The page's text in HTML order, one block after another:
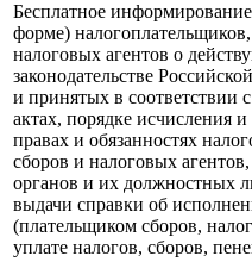
Бесплатное
форме)
налоговых агентов о
законодательстве
и принятых в
актах, порядке исчисления
правах и обязанностях
сборов и налоговых
органов и их должностных
выдачи справки об
(плательщиком сборов,
уплате налогов, сборов,